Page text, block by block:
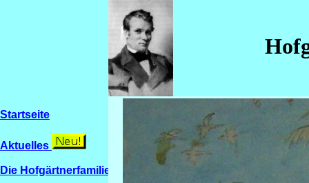
Startseite
Aktuelles
Die Hofgärtnerfamilien